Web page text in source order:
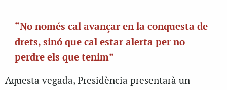
“No només cal avançar en la conquesta de
drets, sinó que cal estar alerta per no
perdre els que tenim”
Aquesta vegada, Presidència presentarà un